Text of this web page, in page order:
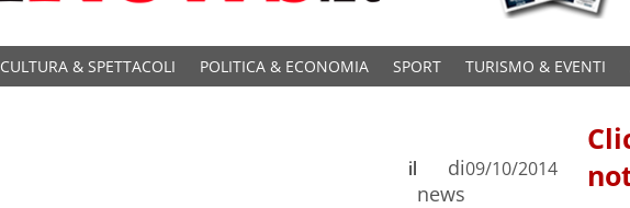
CULTURA & SPETTACOLI POLITICA & ECONOMIA SPORT TURISMO & EVENTI
di
news
il 09/10/2014